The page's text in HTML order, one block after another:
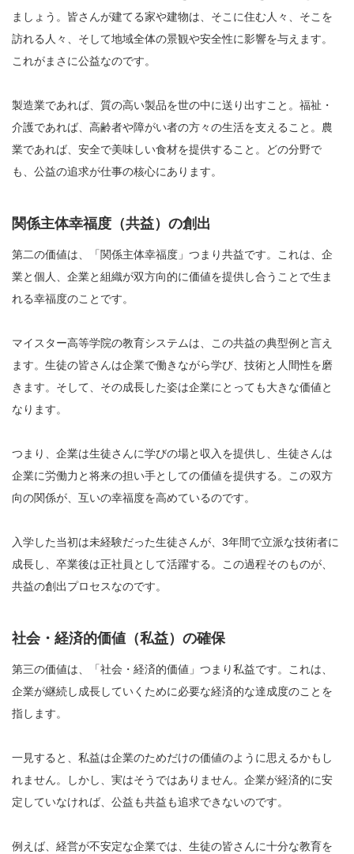
ましょう。皆さんが建てる家や建物は、そこに住む人々、そこを
訪れる人々、そして地域全体の景観や安全性に影響を与えます。
これがまさに公益なのです。
製造業であれば、質の高い製品を世の中に送り出すこと。福祉・
介護であれば、高齢者や障がい者の方々の生活を支えること。農
業であれば、安全で美味しい食材を提供すること。どの分野で
も、公益の追求が仕事の核心にあります。
関係主体幸福度（共益）の創出
第二の価値は、「関係主体幸福度」つまり共益です。これは、企
業と個人、企業と組織が双方向的に価値を提供し合うことで生ま
れる幸福度のことです。
マイスター高等学院の教育システムは、この共益の典型例と言え
ます。生徒の皆さんは企業で働きながら学び、技術と人間性を磨
きます。そして、その成長した姿は企業にとっても大きな価値と
なります。
つまり、企業は生徒さんに学びの場と収入を提供し、生徒さんは
企業に労働力と将来の担い手としての価値を提供する。この双方
向の関係が、互いの幸福度を高めているのです。
入学した当初は未経験だった生徒さんが、3年間で立派な技術者に
成長し、卒業後は正社員として活躍する。この過程そのものが、
共益の創出プロセスなのです。
社会・経済的価値（私益）の確保
第三の価値は、「社会・経済的価値」つまり私益です。これは、
企業が継続し成長していくために必要な経済的な達成度のことを
指します。
一見すると、私益は企業のためだけの価値のように思えるかもし
れません。しかし、実はそうではありません。企業が経済的に安
定していなければ、公益も共益も追求できないのです。
例えば、経営が不安定な企業では、生徒の皆さんに十分な教育を